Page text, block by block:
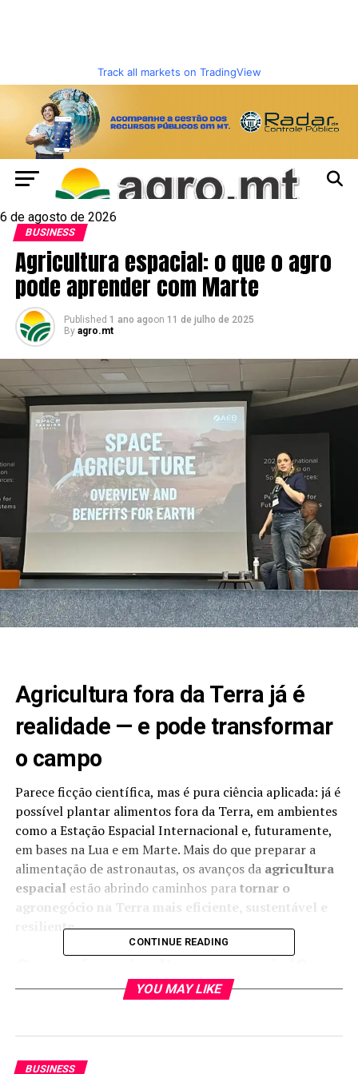
Track all markets on TradingView
6 de agosto de 2026
BUSINESS
Agricultura espacial: o que o agro
pode aprender com Marte
Published 1 ano agoon 11 de julho de 2025
By agro.mt
Agricultura fora da Terra já é
realidade — e pode transformar
o campo
Parece ficção científica, mas é pura ciência aplicada: já é
possível plantar alimentos fora da Terra, em ambientes
como a Estação Espacial Internacional e, futuramente,
em bases na Lua e em Marte. Mais do que preparar a
alimentação de astronautas, os avanços da agricultura
espacial estão abrindo caminhos paratornar o
agronegócio na Terra mais eficiente, sustentável e
resiliente.
A agricultura espacial é um ramo daastrobiologia
em naves espaciais, na órbita terrestre, na Lua ou em
Marte. Essa área busca
CONTINUE READING
YOU MAY LIKE
BUSINESS